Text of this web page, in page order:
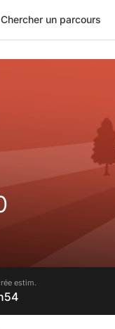
Chercher un parcours
estim.